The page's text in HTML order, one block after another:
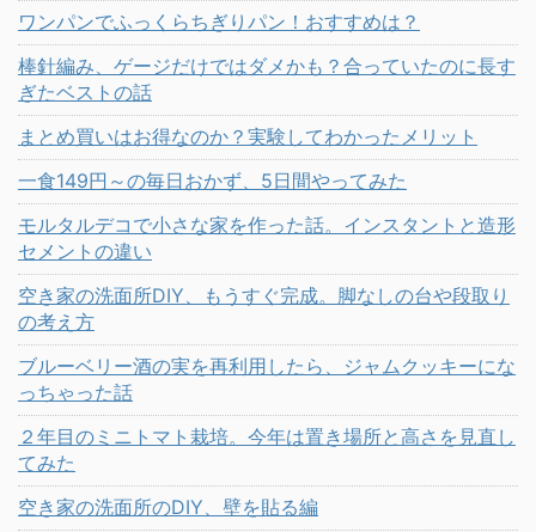
ワンパンでふっくらちぎりパン！おすすめは？
棒針編み、ゲージだけではダメかも？合っていたのに長す
ぎたベストの話
まとめ買いはお得なのか？実験してわかったメリット
一食149円～の毎日おかず、5日間やってみた
モルタルデコで小さな家を作った話。インスタントと造形
セメントの違い
空き家の洗面所DIY、もうすぐ完成。脚なしの台や段取り
の考え方
ブルーベリー酒の実を再利用したら、ジャムクッキーにな
っちゃった話
２年目のミニトマト栽培。今年は置き場所と高さを見直し
てみた
空き家の洗面所のDIY、壁を貼る編